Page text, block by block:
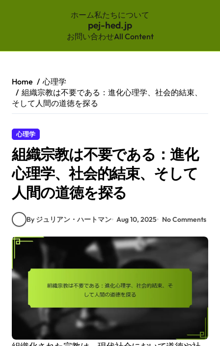
ホーム私たちについて
pej-hed.jp
お問い合わせAll Content
content
Home
心理学
組織宗教は不要である：進化心理学、社会的結束、
そして人間の道徳を探る
心理学
組織宗教は不要である：進化
心理学、社会的結束、そして
人間の道徳を探る
By ジュリアン・ハートマン Aug 10, 2025 No Comments